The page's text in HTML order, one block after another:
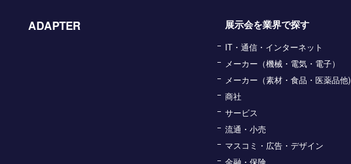
ADAPTER 展示会を業界で探す
IT・通信・インターネット
メーカー（機械・電気・電子）
メーカー（素材・食品・医薬品他)
商社
サービス
流通・小売
マスコミ・広告・デザイン
金融・保険